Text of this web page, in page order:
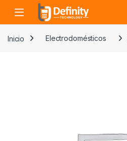
Skip to navigation
Skip to content
Open
Inicio Electrodomésticos